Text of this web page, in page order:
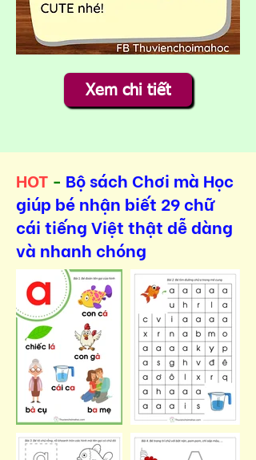
Xem chi tiết
HOT - Bộ sách Chơi mà Học
giúp bé nhận biết 29 chữ
cái tiếng Việt thật dễ dàng
và nhanh chóng